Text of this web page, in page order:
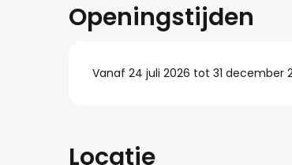
Openingstijden
Vanaf 24 juli 2026 tot 31 december
Locatie